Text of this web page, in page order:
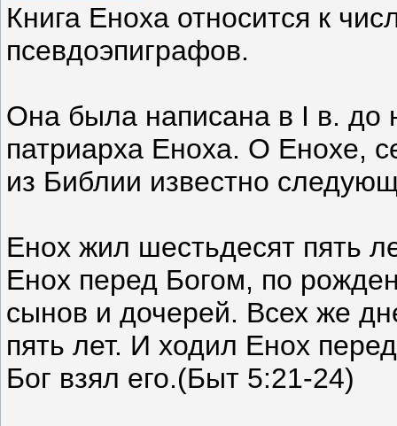
Книга Еноха относится к
псевдоэпигpафов.
Она была написана в I в. до
патpиаpха Еноха. О Енохе,
из Библии известно
Енох жил шестьдесят пять
Енох пеpед Богом, по
сынов и дочеpей. Всех же
пять лет. И ходил Енох
Бог взял его.(Быт 5:21-24)